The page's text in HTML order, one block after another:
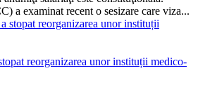
a examinat recent o sesizare care viza...
reorganizarea unor instituții medico-